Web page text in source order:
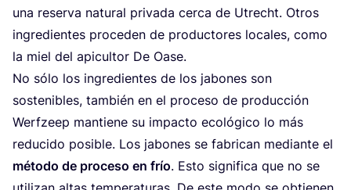
una reser­va natu­ral pri­va­da cer­ca de Utrecht. Otros
ingre­dien­tes pro­ce­den de pro­duc­to­res loca­les, como
la miel del api­cul­tor De Oase.
No sólo los ingre­dien­tes de los jabo­nes son
sos­te­ni­bles, tam­bién en el pro­ce­so de pro­duc­ción
Werf­zeep man­tie­ne su impac­to eco­ló­gi­co lo más
redu­ci­do posi­ble. Los jabo­nes se fabri­can median­te el
méto­do de pro­ce­so en frío. Esto sig­ni­fi­ca que no se